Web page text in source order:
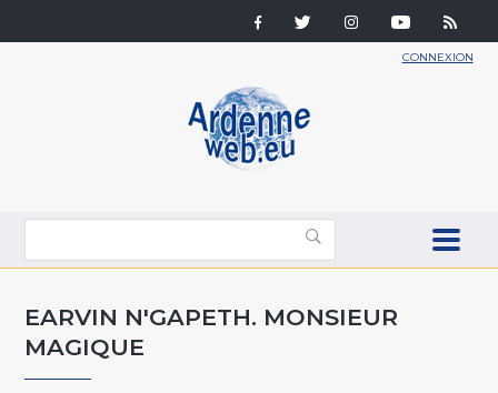
CONNEXION
EARVIN N'GAPETH. MONSIEUR
MAGIQUE